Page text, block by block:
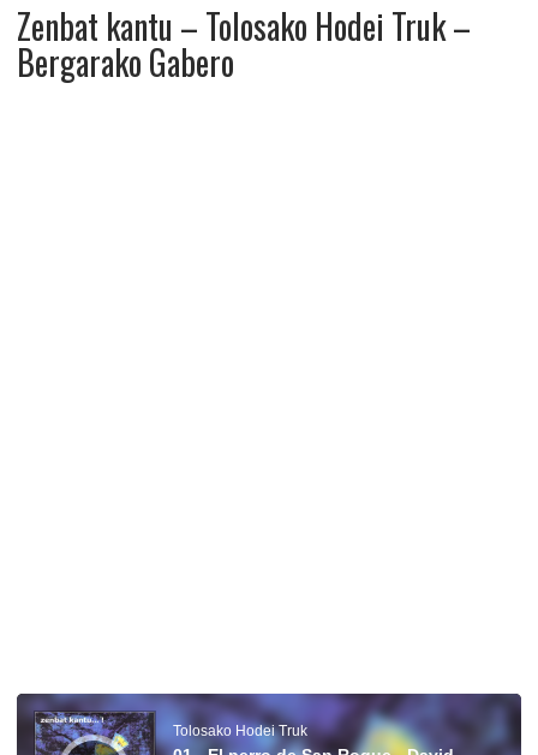
Zenbat kantu – Tolosako Hodei Truk –
Bergarako Gabero
Reproductor
de
audio
Tolosako Hodei Truk